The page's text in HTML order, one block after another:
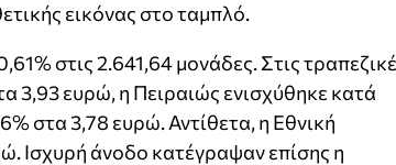
εικόνας στο ταμπλό.
στις 2.641,64 μονάδες. Στις
3,93 ευρώ, η Πειραιώς ενισχύθηκε κατά
στα 3,78 ευρώ. Αντίθετα, η Εθνική
Ισχυρή άνοδο κατέγραψαν επίσης η